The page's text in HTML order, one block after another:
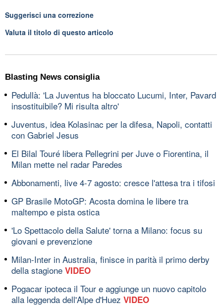
Suggerisci una correzione
Valuta il titolo di questo articolo
Blasting News consiglia
Pedullà: 'La Juventus ha bloccato Lucumi, Inter, Pavard
insostituibile? Mi risulta altro'
Juventus, idea Kolasinac per la difesa, Napoli, contatti
con Gabriel Jesus
El Bilal Touré libera Pellegrini per Juve o Fiorentina, il
Milan mette nel radar Paredes
Abbonamenti, live 4-7 agosto: cresce l'attesa tra i tifosi
GP Brasile MotoGP: Acosta domina le libere tra
maltempo e pista ostica
'Lo Spettacolo della Salute' torna a Milano: focus su
giovani e prevenzione
Milan-Inter in Australia, finisce in parità il primo derby
della stagione VIDEO
Pogacar ipoteca il Tour e aggiunge un nuovo capitolo
alla leggenda dell'Alpe d'Huez VIDEO